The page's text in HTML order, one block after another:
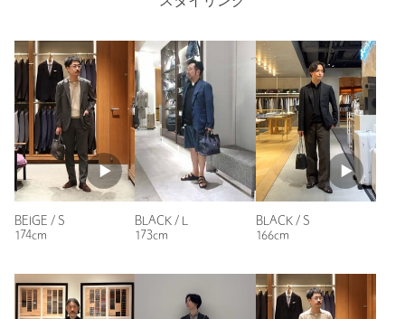
サイズ S M L XL
リネン64％ コットン36％
洗濯表示 洗濯機洗い可 洗濯表示について
原産国 ベトナム製
商品番号 1118-1-910008
年代：30代後半
身長： 170cm
普段の着用サイズ：M
参考になった
投稿日： 2026年7月1日
購入サイズ：L
購入カラー：BLACK
BEIGE / S
174cm
BLACK / L
173cm
BLACK / S
166cm